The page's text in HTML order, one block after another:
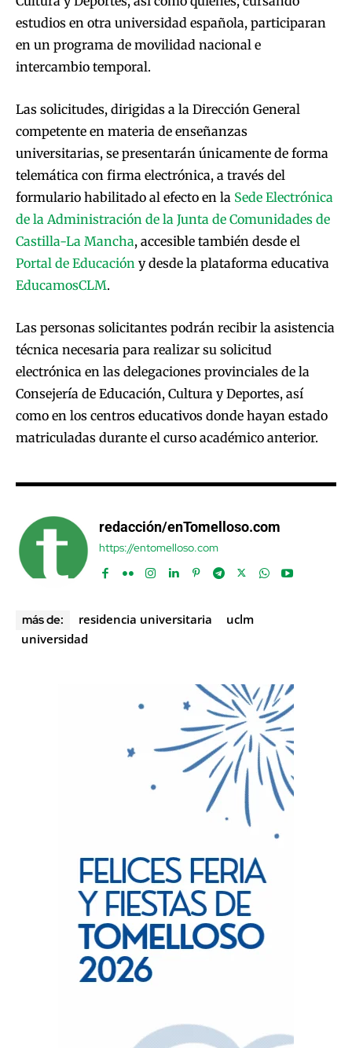
estudios en otra universidad española, participaran
en un programa de movilidad nacional e
intercambio temporal.
Las solicitudes, dirigidas a la Dirección General
competente en materia de enseñanzas
universitarias, se presentarán únicamente de forma
telemática con firma electrónica, a través del
formulario habilitado al efecto en la Sede Electrónica
de la Administración de la Junta de Comunidades de
Castilla-La Mancha, accesible también desde el
Portal de Educación y desde la plataforma educativa
EducamosCLM.
Las personas solicitantes podrán recibir la asistencia
técnica necesaria para realizar su solicitud
electrónica en las delegaciones provinciales de la
Consejería de Educación, Cultura y Deportes, así
como en los centros educativos donde hayan estado
matriculadas durante el curso académico anterior.
redacción/enTomelloso.com
https://entomelloso.com
más de: residencia universitaria
uclm
universidad